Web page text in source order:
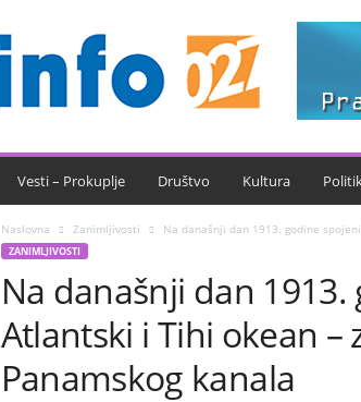
Vesti – Prokuplje Društvo Kultura
Naslovna Zanimljivosti Na današnji dan 1913. godine
ZANIMLJIVOSTI
Na današnji dan
Atlantski i Tihi okean –
Panamskog kanala